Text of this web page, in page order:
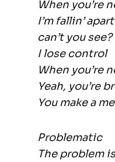
When you’re
I’m fallin’
can’t you see?
I lose control
When you’re
Yeah, you’re
You make a
Problematic
The problem